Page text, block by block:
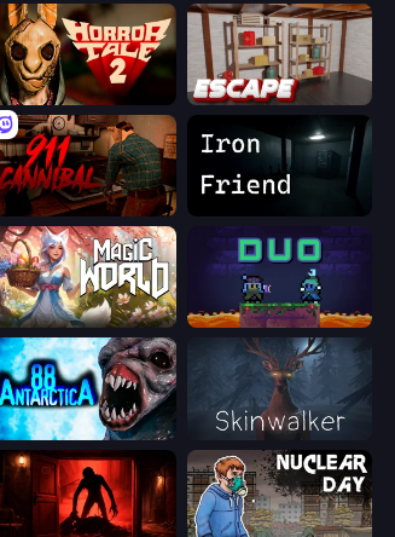
Kitchen Escape
911: Cannibal
Magic World Duo
Antarctica 88 Skinwalker